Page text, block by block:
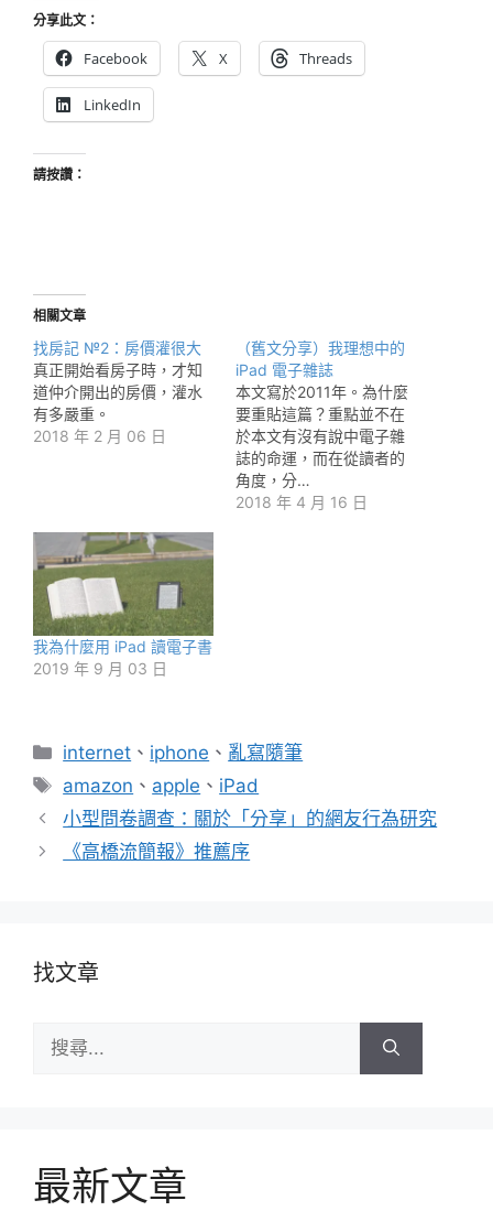
分享此文：
Facebook X Threads
LinkedIn
請按讚：
相關文章
找房記 №2：房價灌很大
真正開始看房子時，才知
道仲介開出的房價，灌水
有多嚴重。
2018 年 2 月 06 日
（舊文分享）我理想中的
iPad 電子雜誌
本文寫於2011年。為什麼
要重貼這篇？重點並不在
於本文有沒有說中電子雜
誌的命運，而在從讀者的
角度，分…
2018 年 4 月 16 日
我為什麼用 iPad 讀電子書
2019 年 9 月 03 日
分
類
internet 、 iphone 、 亂寫隨筆
標
籤
amazon 、 apple 、 iPad
小型問卷調查：關於「分享」的網友行為研究
《高橋流簡報》推薦序
找文章
尋:
最新文章